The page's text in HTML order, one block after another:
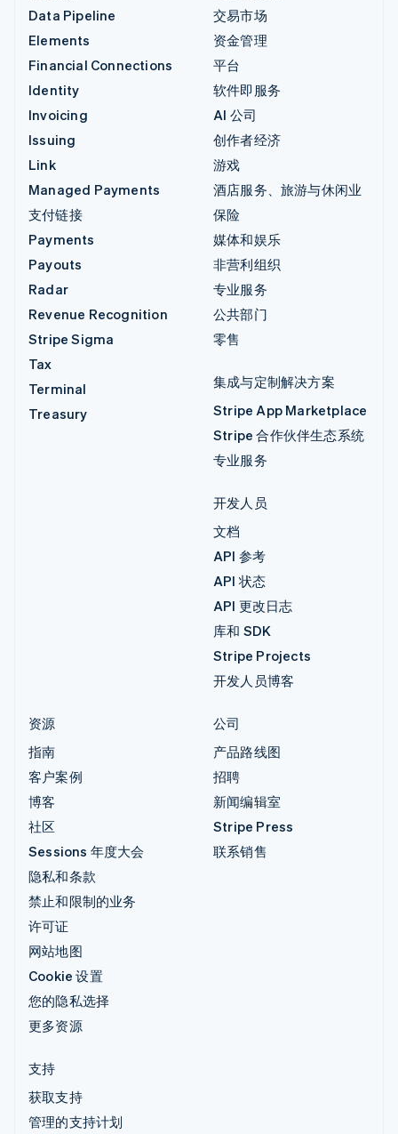
Data Pipeline
Elements
Financial Connections
Identity
Invoicing
Issuing
Link
Managed Payments
支付链接
Payments
Payouts
Radar
Revenue Recognition
Stripe Sigma
Tax
Terminal
Treasury
交易市场
资金管理
平台
软件即服务
AI 公司
创作者经济
游戏
酒店服务、旅游与休闲业
保险
媒体和娱乐
非营利组织
专业服务
公共部门
零售
集成与定制解决方案
Stripe App Marketplace
Stripe 合作伙伴生态系统
专业服务
开发人员
文档
API 参考
API 状态
API 更改日志
库和 SDK
Stripe Projects
开发人员博客
资源
指南
客户案例
博客
社区
Sessions 年度大会
隐私和条款
禁止和限制的业务
许可证
网站地图
Cookie 设置
您的隐私选择
更多资源
公司
产品路线图
招聘
新闻编辑室
Stripe Press
联系销售
支持
获取支持
管理的支持计划